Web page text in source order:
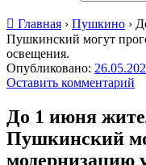
Главная › Пушкино ›
Пушкинский могут
освещения.
Опубликовано:
Оставить комментарий
До 1 июня
Пушкинский
модернизацию